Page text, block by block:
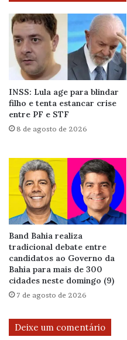
INSS: Lula age para blindar
filho e tenta estancar crise
entre PF e STF
8 de agosto de 2026
Band Bahia realiza
tradicional debate entre
candidatos ao Governo da
Bahia para mais de 300
cidades neste domingo (9)
7 de agosto de 2026
Deixe um comentário